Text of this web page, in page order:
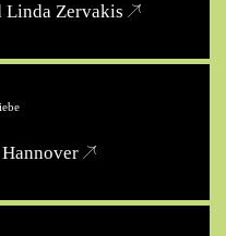
Linda Zervakis